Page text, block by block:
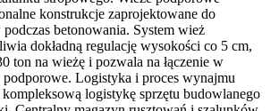
konstrukcje zaprojektowane do
betonowania. System wież
dokładną regulację wysokości co 5 cm,
ton na wieżę i pozwala na łączenie w
Logistyka i proces wynajmu
logistykę sprzętu budowlanego